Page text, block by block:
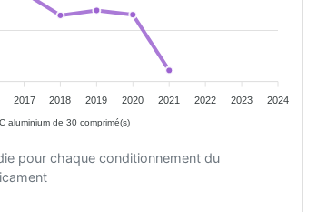
2017 2018 2019 2020 2021 2022 2023 2024
aluminium de 30 comprimé(s)
pour chaque conditionnement du